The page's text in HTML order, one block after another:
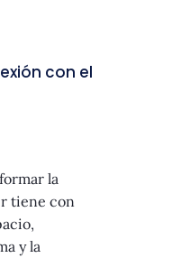
con el
la
tiene con
y la